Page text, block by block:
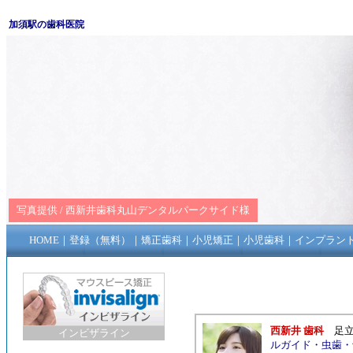
加須駅の歯科医院
写真提供 / 西新井歯科丸山デンタルパークサイド様
HOME｜ 登録（無料） ｜ 矯正歯科｜ 小児矯正 ｜ 小児歯科｜ インプラン
インビザライン 西新井 歯科
足
ルガイド ・ 虫歯 ・